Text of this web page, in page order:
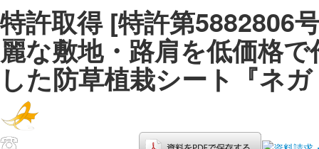
特許取得 [特許第5882806
麗な敷地・路肩を低価格
した防草植栽シート『ネ